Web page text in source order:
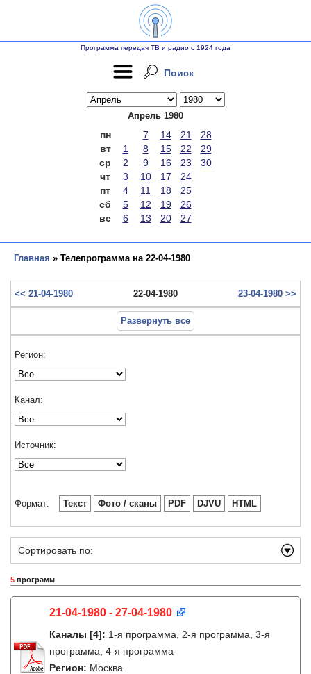
Программа передач ТВ и радио с 1924 года
Поиск
Апрель 1980
пн 7 14 21
28
вт
1 8 15 22
29
ср
2 9 16 23
30
чт
3 10 17
24
пт
4 11 18
25
сб
5 12 19
26
вс
6 13 20 27
Главная » Телепрограмма на 22-04-1980
<< 21-04-1980 22-04-1980 23-04-1980 >>
Развернуть все
Регион:
Канал:
Источник:
Формат: Текст Фото / сканы PDF DJVU HTML
Сортировать по:
5 программ
21-04-1980 - 27-04-1980
Каналы [4]: 1-я программа, 2-я программа, 3-я
программа, 4-я программа
Регион: Москва